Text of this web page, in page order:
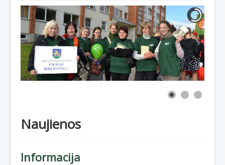
Naujienos
Informacija